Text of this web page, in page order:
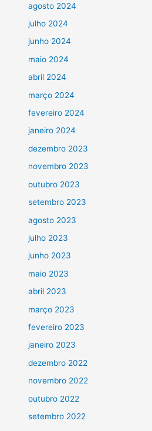
agosto 2024
julho 2024
junho 2024
maio 2024
abril 2024
março 2024
fevereiro 2024
janeiro 2024
dezembro 2023
novembro 2023
outubro 2023
setembro 2023
agosto 2023
julho 2023
junho 2023
maio 2023
abril 2023
março 2023
fevereiro 2023
janeiro 2023
dezembro 2022
novembro 2022
outubro 2022
setembro 2022